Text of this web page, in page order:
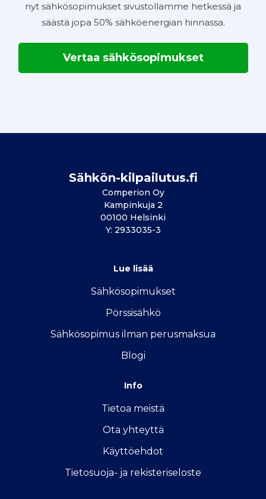
nyt sähkösopimukset sivustollamme hetkessä ja
säästä jopa 50% sähköenergian hinnassa.
Vertaa sähkösopimukset
Sähkön-kilpailutus.fi
Comperion Oy
Kampinkuja 2
00100 Helsinki
Y: 2933035-3
Lue lisää
Sähkösopimukset
Pörssisähkö
Sähkösopimus ilman perusmaksua
Blogi
Info
Tietoa meistä
Ota yhteyttä
Käyttöehdot
Tietosuoja- ja rekisteriseloste